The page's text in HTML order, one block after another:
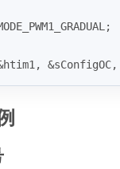
&sConfigOC,